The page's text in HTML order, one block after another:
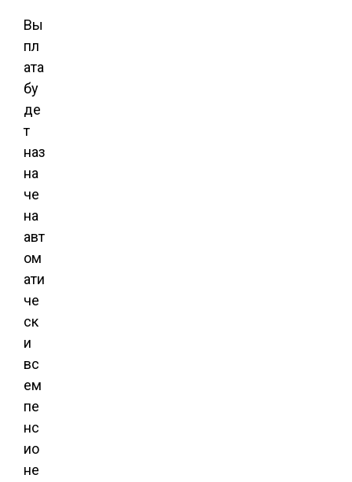
Вы
пл
ата
бу
де
т
наз
на
че
на
авт
ом
ати
че
ск
и
вс
ем
пе
нс
ио
не